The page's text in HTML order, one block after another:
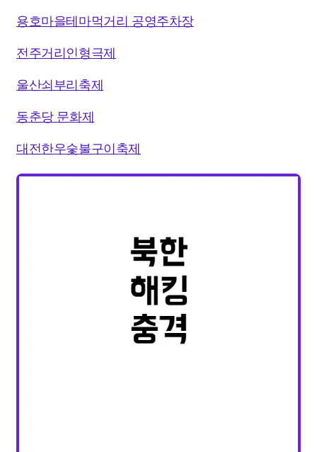
용호마을테마먹거리 공영주차장
전주거리인형극제
울산쇠부리축제
동춘당 문화제
대전한우숯불구이축제